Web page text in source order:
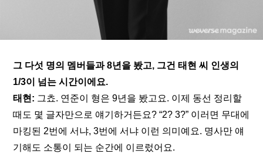
그 다섯 명의 멤버들과 8년을 봤고, 그건 태현 씨 인생의
1/3이 넘는 시간이에요.
태현: 그쵸. 연준이 형은 9년을 봤고요. 이제 동선 정리할
때도 몇 글자만으로 얘기하거든요? “2? 3?” 이러면 무대에
마킹된 2번에 서냐, 3번에 서냐 이런 의미예요. 명사만 얘
기해도 소통이 되는 순간에 이르렀어요.